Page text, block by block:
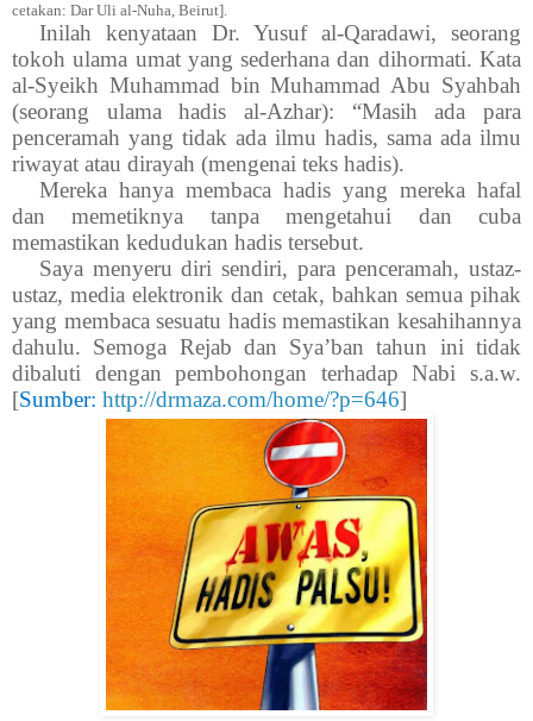
cetakan: Dar Uli al-Nuha, Beirut].
Inilah kenyataan Dr. Yusuf al-Qaradawi, seorang
tokoh ulama umat yang sederhana dan dihormati. Kata
al-Syeikh Muhammad bin Muhammad Abu Syahbah
(seorang ulama hadis al-Azhar): “Masih ada para
penceramah yang tidak ada ilmu hadis, sama ada ilmu
riwayat atau dirayah (mengenai teks hadis).
Mereka hanya membaca hadis yang mereka hafal
dan memetiknya tanpa mengetahui dan cuba
memastikan kedudukan hadis tersebut.
Saya menyeru diri sendiri, para penceramah, ustaz-
ustaz, media elektronik dan cetak, bahkan semua pihak
yang membaca sesuatu hadis memastikan kesahihannya
dahulu. Semoga Rejab dan Sya’ban tahun ini tidak
dibaluti dengan pembohongan terhadap Nabi s.a.w.
[Sumber: http://drmaza.com/home/?p=646]